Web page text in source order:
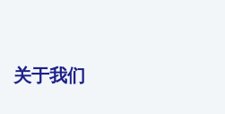
关于我们